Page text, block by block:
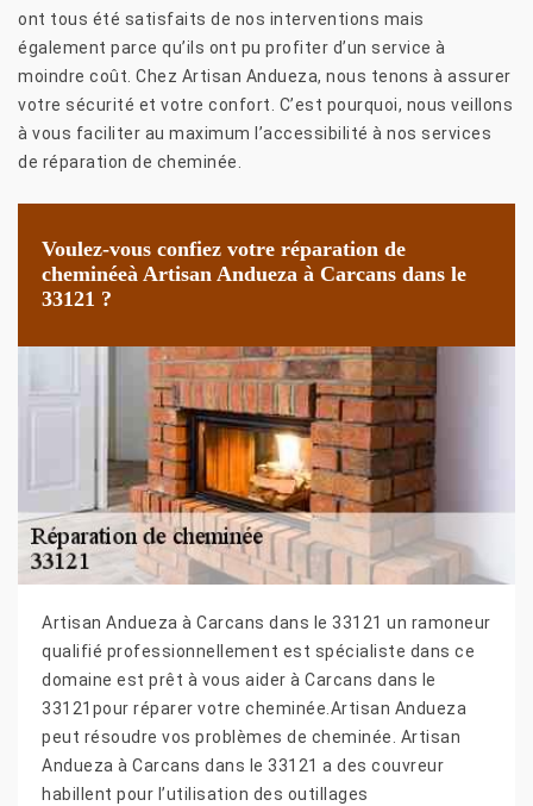
ont tous été satisfaits de nos interventions mais
également parce qu’ils ont pu profiter d’un service à
moindre coût. Chez Artisan Andueza, nous tenons à assurer
votre sécurité et votre confort. C’est pourquoi, nous veillons
à vous faciliter au maximum l’accessibilité à nos services
de réparation de cheminée.
Voulez-vous confiez votre réparation de
cheminéeà Artisan Andueza à Carcans dans le
33121 ?
Artisan Andueza à Carcans dans le 33121 un ramoneur
qualifié professionnellement est spécialiste dans ce
domaine est prêt à vous aider à Carcans dans le
33121pour réparer votre cheminée.Artisan Andueza
peut résoudre vos problèmes de cheminée. Artisan
Andueza à Carcans dans le 33121 a des couvreur
habillent pour l’utilisation des outillages